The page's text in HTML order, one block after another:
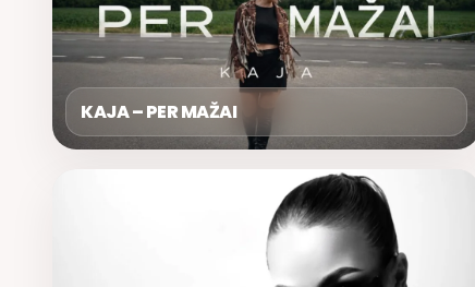
KAJA – PER MAŽAI